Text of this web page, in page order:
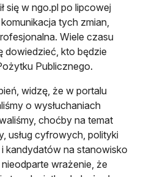
się w ngo.pl po lipcowej
tych zmian,
Wiele czasu
dowiedzieć, kto będzie
Publicznego.
widzę, że w portalu
o wysłuchaniach
choćby na temat
usług cyfrowych, polityki
kandydatów na stanowisko
wrażenie, że